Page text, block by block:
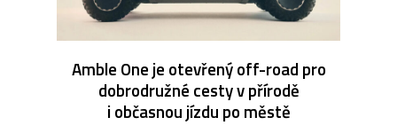
Amble One je otevřený off-road pro
dobrodružné cesty v přírodě
i občasnou jízdu po městě